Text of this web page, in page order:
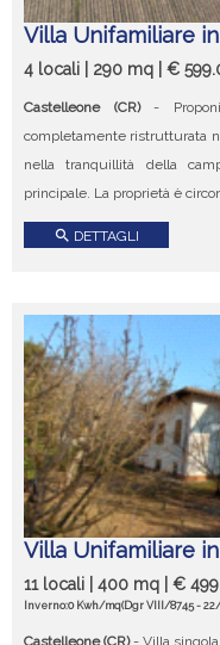
Villa Unifamiliare
4 locali | 290 mq | €
Castelleone (CR)-
completamente ristrutturata
nella tranquillità della
principale. La proprietà è
search DETTAGLI
Villa Unifamiliare
11 locali | 400 mq | €
Inverno:0 Kwh/mq(Dgr VIII/8745 -
Castelleone (CR)- Villa